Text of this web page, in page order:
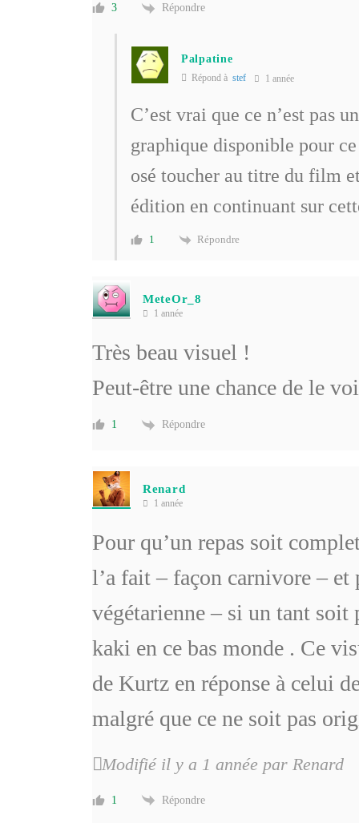
3 Répondre
Palpatine
Répond à stef 1 année
C’est vrai que ce n’est pas
graphique disponible pour
osé toucher au titre du film
édition en continuant sur
1 Répondre
MeteOr_8
1 année
Très beau visuel !
Peut-être une chance de le
1 Répondre
Renard
1 année
Pour qu’un repas soit
l’a fait – façon carnivore –
végétarienne – si un tant
kaki en ce bas monde . Ce
de Kurtz en réponse à celui
malgré que ce ne soit pas
Modifié il y a 1 année par Renard
1 Répondre